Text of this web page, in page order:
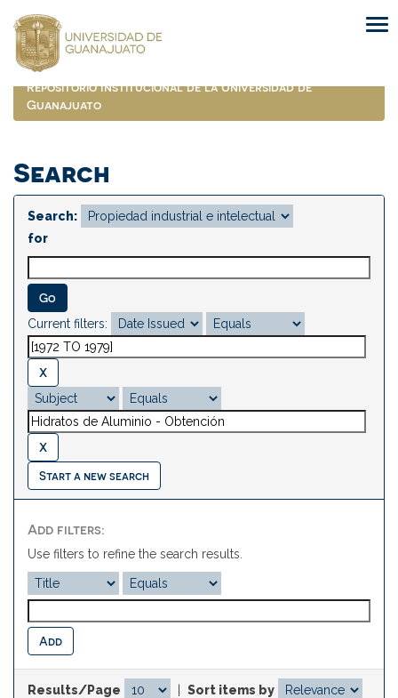
navigation
Repositorio Institucional de la Universidad de
Guanajuato
Search
Search:
for
Current filters:
Start a new search
Add filters:
Use filters to refine the search results.
Results/Page
Sort items by